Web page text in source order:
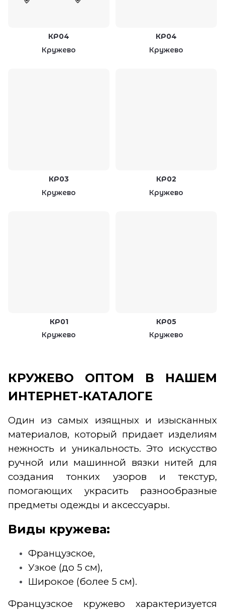
КР04
Кружево
КР04
Кружево
КР03
Кружево
КР02
Кружево
КР01
Кружево
КР05
Кружево
КРУЖЕВО ОПТОМ В НАШЕМ
ИНТЕРНЕТ-КАТАЛОГЕ
Один из самых изящных и изысканных
материалов, который придает изделиям
нежность и уникальность. Это искусство
ручной или машинной вязки нитей для
создания тонких узоров и текстур,
помогающих украсить разнообразные
предметы одежды и аксессуары.
Виды кружева:
Французское,
Узкое (до 5 см),
Широкое (более 5 см).
Французское кружево характеризуется